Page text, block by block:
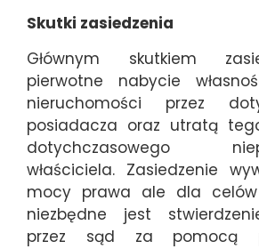
Skutki zasiedzenia
Głównym skutkiem
pierwotne nabycie
nieruchomości przez
posiadacza oraz utratą
dotychczasowego
właściciela. Zasiedzenie
mocy prawa ale dla celów
niezbędne jest
przez sąd za pomocą